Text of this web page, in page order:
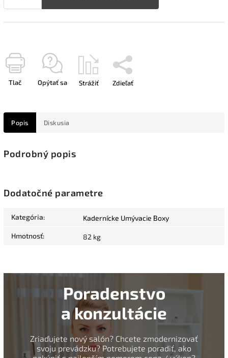
Tlač Opýtať sa Strážiť Zdieľať
Popis Diskusia
Podrobný popis
Dodatočné parametre
Kategória: Kadernícke Umývacie Boxy
Hmotnosť: 82 kg
Poradenstvo
a konzultácie
Zriaďujete nový salón? Chcete zmodernizovať
svoju prevádzku? Potrebujete poradiť, ako